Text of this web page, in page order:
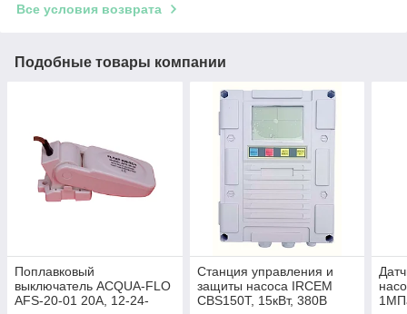
Все условия возврата
Подобные товары компании
Поплавковый
выключатель ACQUA-FLO
AFS-20-01 20A, 12-24-
Станция управления и
защиты насоса IRCEM
CBS150T, 15кВт, 380В